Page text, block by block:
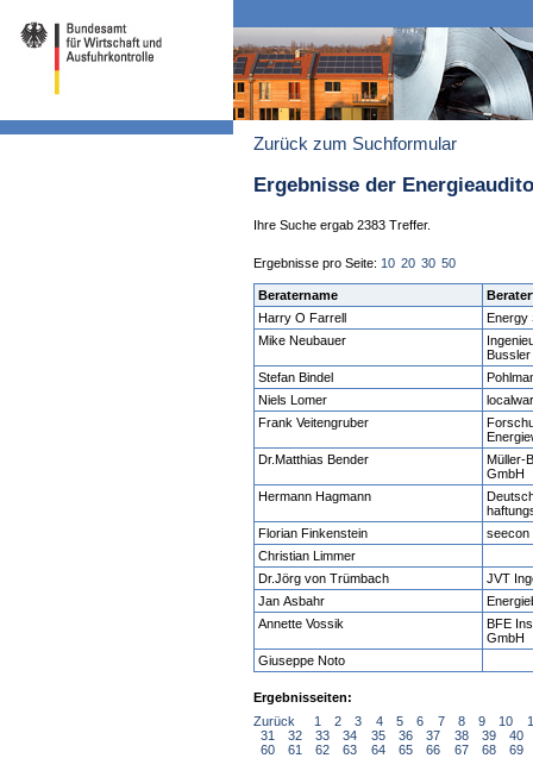
Zurück zum Suchformular
Ergebnisse der
Ihre Suche ergab 2383 Treffer.
Ergebnisse pro Seite: 10 20 30 50
Beratername
Harry O Farrell
Energy
Mike Neubauer
Bussler
Stefan Bindel
Niels Lomer
Frank Veitengruber
Dr.Matthias Bender
Müller-
GmbH
Hermann Hagmann
Florian Finkenstein
seecon
Christian Limmer
Dr.Jörg von Trümbach
JVT
Jan Asbahr
Annette Vossik
BFE
GmbH
Giuseppe Noto
Ergebnisseiten:
Zurück
1 2 3 4 5 6 7 8 9 10
31
32 33 34 35 36 37 38 39
40
60
61 62 63 64 65 66 67 68 69